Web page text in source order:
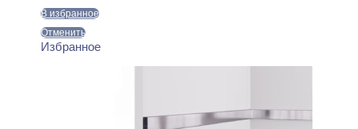
В избранное
Отменить
Избранное